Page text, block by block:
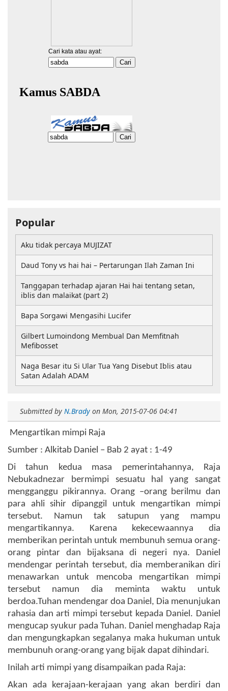
Submitted by N.Brady on Mon, 2015-07-06 04:41
Mengartikan mimpi Raja
Sumber : Alkitab Daniel – Bab 2 ayat : 1-49
Di tahun kedua masa pemerintahannya, Raja
Nebukadnezar bermimpi sesuatu hal yang sangat
mengganggu pikirannya. Orang –orang berilmu dan
para ahli sihir dipanggil untuk mengartikan mimpi
tersebut. Namun tak satupun yang mampu
mengartikannya. Karena kekecewaannya dia
memberikan perintah untuk membunuh semua orang-
orang pintar dan bijaksana di negeri nya. Daniel
mendengar perintah tersebut, dia memberanikan diri
menawarkan untuk mencoba mengartikan mimpi
tersebut namun dia meminta waktu untuk
berdoa.Tuhan mendengar doa Daniel, Dia menunjukan
rahasia dan arti mimpi tersebut kepada Daniel. Daniel
mengucap syukur pada Tuhan. Daniel menghadap Raja
dan mengungkapkan segalanya maka hukuman untuk
membunuh orang-orang yang bijak dapat dihindari.
Inilah arti mimpi yang disampaikan pada Raja:
Akan ada kerajaan-kerajaan yang akan berdiri dan
Popular
Aku tidak percaya MUJIZAT
Daud Tony vs hai hai – Pertarungan Ilah Zaman Ini
Tanggapan terhadap ajaran Hai hai tentang setan,
iblis dan malaikat (part 2)
Bapa Sorgawi Mengasihi Lucifer
Gilbert Lumoindong Membual Dan Memfitnah
Mefibosset
Naga Besar itu Si Ular Tua Yang Disebut Iblis atau
Satan Adalah ADAM